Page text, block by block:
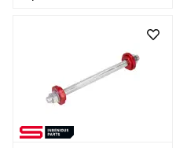
(couramment appelé Nirosta) · Ø